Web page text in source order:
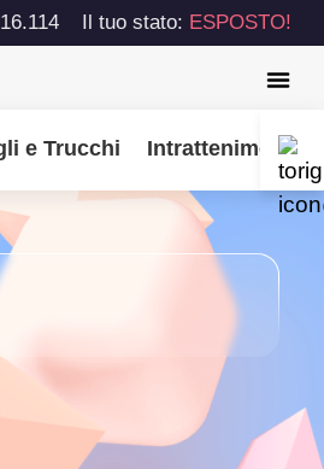
Il tuo stato: ESPOSTO!
e Trucchi Intrattenimento